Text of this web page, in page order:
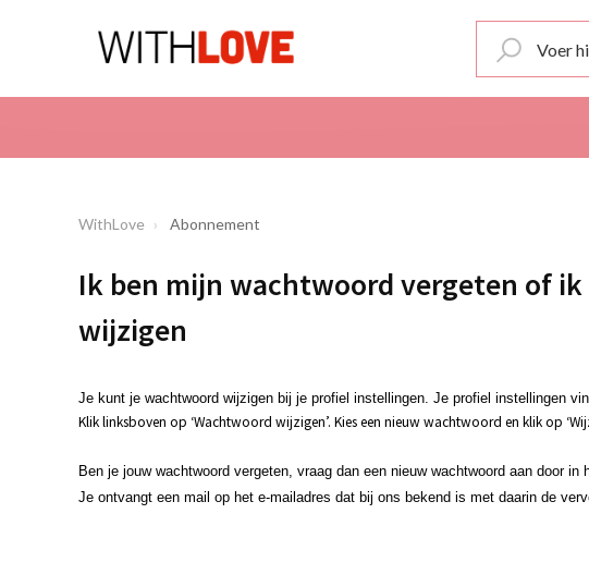
WithLove Abonnement
Ik ben mijn wachtwoord vergeten of
wijzigen
Je kunt je wachtwoord wijzigen bij je profiel instellingen. Je profiel instellingen
Klik linksboven op ‘Wachtwoord wijzigen’. Kies een nieuw wachtwoord en klik op
Ben je jouw wachtwoord vergeten, vraag dan een nieuw wachtwoord aan door in
Je ontvangt een mail op het e-mailadres dat bij ons bekend is met daarin de